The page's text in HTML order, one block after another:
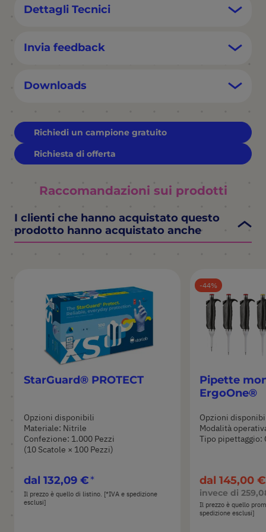
Dettagli Tecnici
Invia feedback
Downloads
Richiedi un campione gratuito
Richiesta di offerta
Raccomandazioni sui prodotti
I clienti che hanno acquistato questo
prodotto hanno acquistato anche
StarGuard® PROTECT
Opzioni disponibili
Materiale: Nitrile
Confezione: 1.000 Pezzi
(10 Scatole × 100 Pezzi)
dal 132,09 €
Il prezzo è quello di listino. [*IVA e spedizione
esclusi]
44
Pipette
ErgoOne®
Opzioni
Modalità
Tipo pipettaggio:
dal 145,00 €
invece di
Il prezzo è quello
spedizione esclusi]